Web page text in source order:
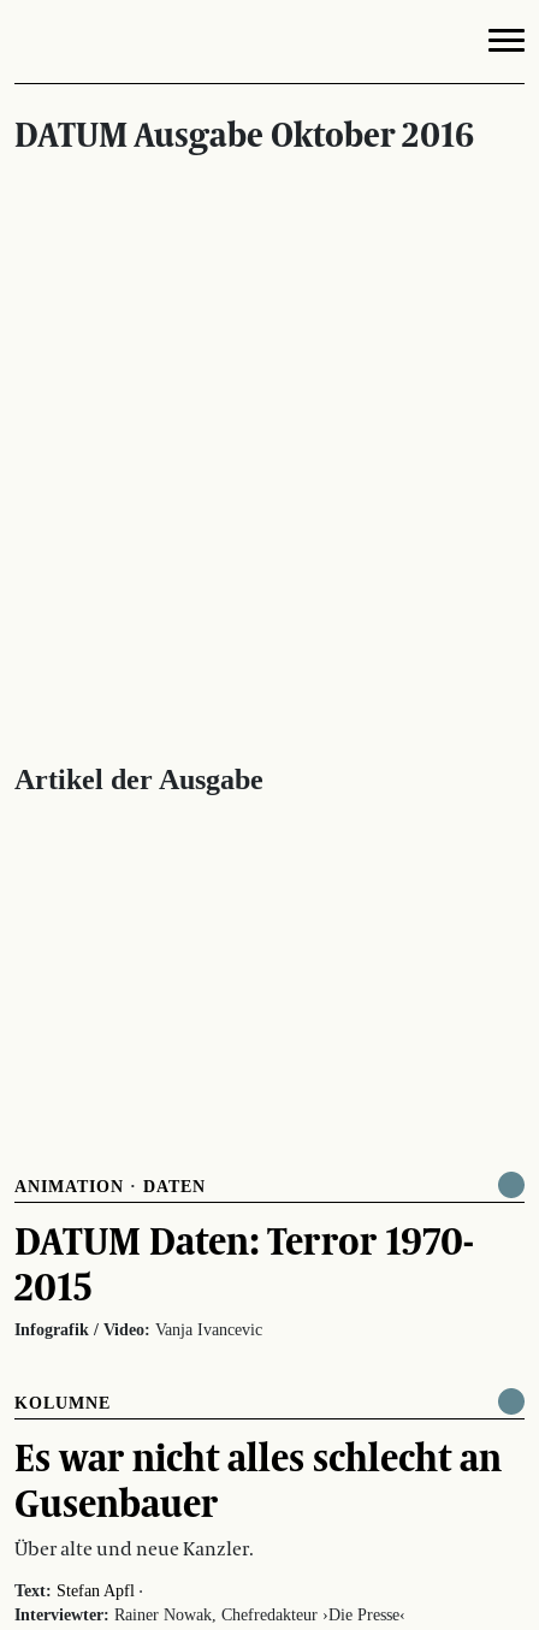
DATUM Ausgabe Oktober 2016
Artikel der Ausgabe
ANIMATION · DATEN
DATUM Daten: Terror 1970-
2015
Infografik / Video: Vanja Ivancevic
KOLUMNE
Es war nicht alles schlecht an
Gusenbauer
Über alte und neue Kanzler.
Text: Stefan Apfl ·
Interviewter: Rainer Nowak, Chefredakteur ›Die Presse‹